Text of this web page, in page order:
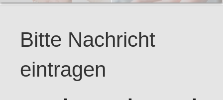
Bitte Nachricht
eintragen